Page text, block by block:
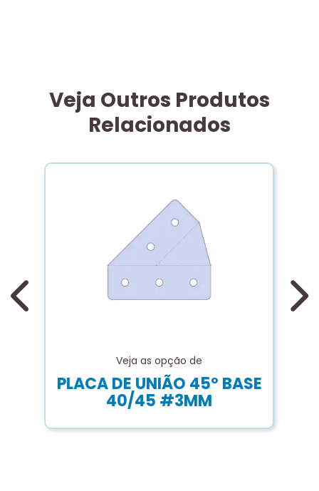
Veja Outros Produtos
Relacionados
Veja as opção de
PLACA DE UNIÃO 45º BASE
40/45 #3MM